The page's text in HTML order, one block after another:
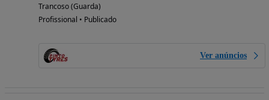
Trancoso (Guarda)
Profissional • Publicado
Ver anúncios